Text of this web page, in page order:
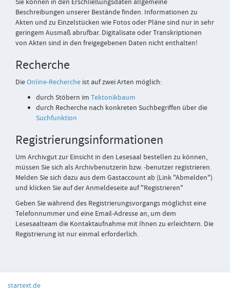
Beschreibungen unserer Bestände finden. Informationen zu
Akten und zu Einzelstücken wie Fotos oder Pläne sind nur in sehr
geringem Ausmaß abrufbar. Digitalisate oder Transkriptionen
von Akten sind in den freigegebenen Daten nicht enthalten!
Recherche
DieOnline-Recherche ist auf zwei Arten möglich:
durch Stöbern im Tektonikbaum
durch Recherche nach konkreten Suchbegriffen über die
Suchfunktion
Registrierungsinformationen
Um Archivgut zur Einsicht in den Lesesaal bestellen zu können,
müssen Sie sich als Archivbenutzerin bzw. -benutzer registrieren.
Melden Sie sich dazu aus dem Gastaccount ab (Link "Abmelden")
und klicken Sie auf der Anmeldeseite auf "Registrieren"
Geben Sie während des Registrierungsvorgangs möglichst eine
Telefonnummer und eine Email-Adresse an, um dem
Lesesaalteam die Kontaktaufnahme mit Ihnen zu erleichtern. Die
Registrierung ist nur einmal erforderlich.
startext.de